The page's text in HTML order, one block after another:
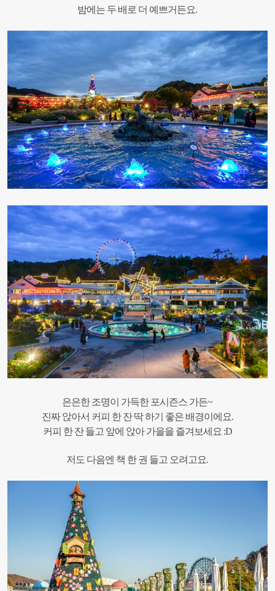
밤에는 두 배로 더 예쁘거든요.
은은한 조명이 가득한 포시즌스 가든~
진짜 앉아서 커피 한 잔 딱 하기 좋은 배경이에요.
커피 한 잔 들고 앞에 앉아 가을을 즐겨보세요 :D
저도 다음엔 책 한 권 들고 오려고요.